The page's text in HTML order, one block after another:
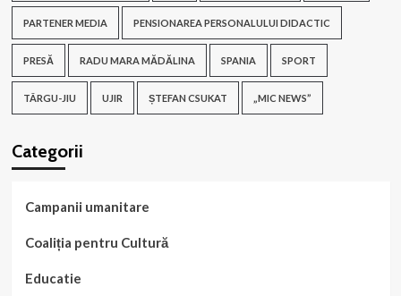
PARTENER MEDIA PENSIONAREA PERSONALULUI DIDACTIC
PRESĂ RADU MARA MĂDĂLINA SPANIA SPORT
TÂRGU-JIU UJIR ȘTEFAN CSUKAT „MIC NEWS”
Categorii
Campanii umanitare
Coaliția pentru Cultură
Educatie